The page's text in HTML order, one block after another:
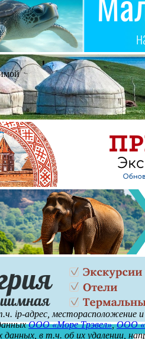
ip-адрес, месторасположение
ООО «Море Трэвел»,ООО
данных, в т.ч. об их удалении,